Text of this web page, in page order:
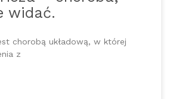
widać.
chorobą układową, w której
z